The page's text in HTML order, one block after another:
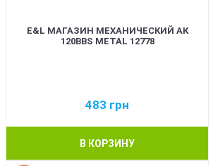
E&L МАГАЗИН МЕХАНИЧЕСКИЙ АК
120BBS METAL 12778
483 грн
В КОРЗИНУ